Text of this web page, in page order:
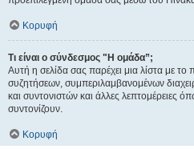
Κορυφή
Τι είναι ο σύνδεσμος "Η ομάδα”;
Αυτή η σελίδα σας παρέχει μια λίστα με
συζητήσεων, συμπεριλαμβανομένων
και συντονιστών και άλλες λεπτομέρειες
συντονίζουν.
Κορυφή